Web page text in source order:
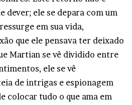
dever; ele se depara com um
em sua vida,
que ele pensava ter deixado
Martian se vê dividido entre
ele se vê
de intrigas e espionagem
colocar tudo o que ama em